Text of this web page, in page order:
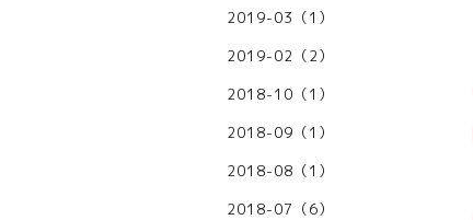
2019-03（1）
2019-02（2）
2018-10（1）
2018-09（1）
2018-08（1）
2018-07（6）